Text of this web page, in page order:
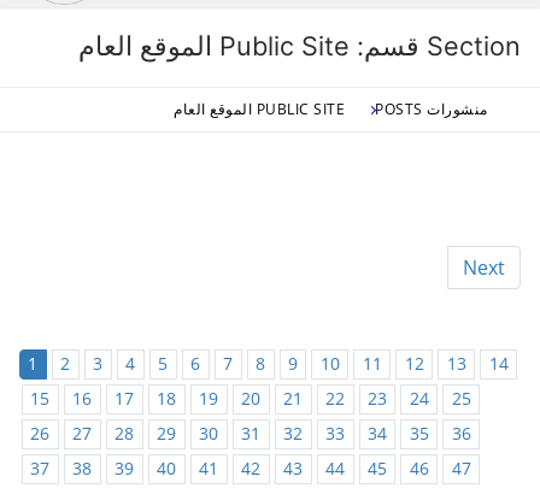
Section قسم: Public Site الموقع العام
منشورات POSTS PUBLIC SITE الموقع العام
Next
1 2 3 4 5 6 7 8 9 10 11 12 13
14
15
16 17 18 19 20 21 22 23 24
25
26
27 28 29 30 31 32 33 34 35
36
37
38 39 40 41 42 43 44 45 46
47